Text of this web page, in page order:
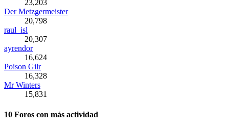
23,203
Der Metzgermeister
20,798
raul_isl
20,307
ayrendor
16,624
Poison Gilr
16,328
Mr Winters
15,831
10 Foros con más actividad